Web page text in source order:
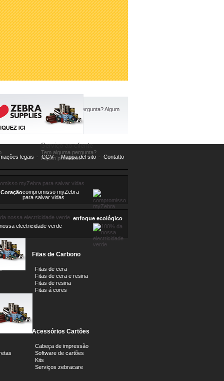
!
Serviço ao cliente
Tem alguma pergunta?
Algum problema?
legais - CGV - Mappa del sito - Contatto
compromisso myZebra
para salvar vidas
enfoque ecológico
electricidade verde
Fitas de Carbono
Fitas de cera
Fitas de cera e resina
Fitas de resina
Fitas á cores
Acessórios Cartões
Cabeça de impressão
Software de cartões
Kits
Serviços zebracare